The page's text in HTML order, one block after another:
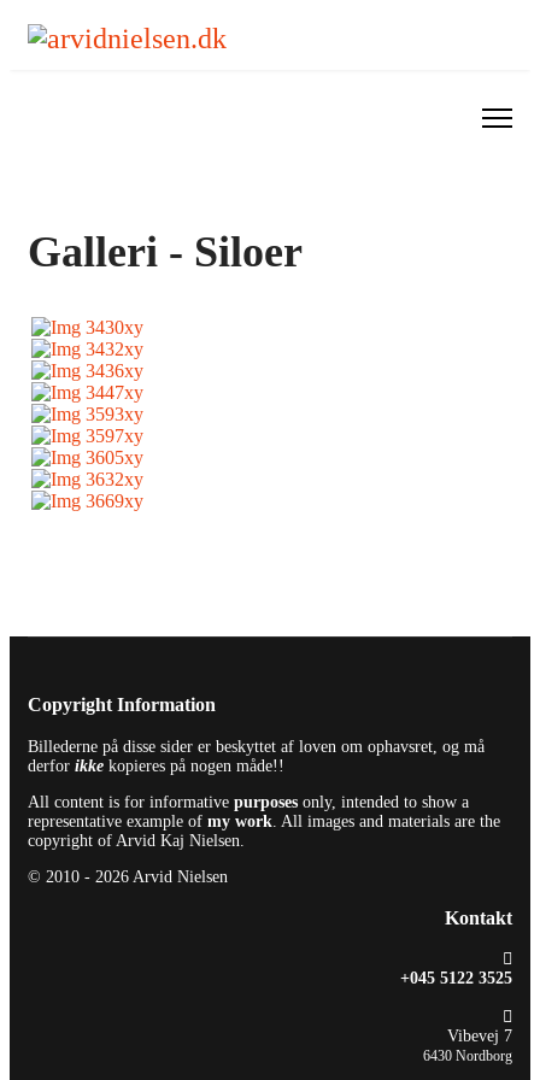
Galleri - Siloer
Copyright Information
Billederne på disse sider er beskyttet af loven om ophavsret, og må
derfor ikke kopieres på nogen måde!!
All content is for informative purposes only, intended to show a
representative example of my work . All images and materials are the
copyright of Arvid Kaj Nielsen.
© 2010 - 2026 Arvid Nielsen
Kontakt
+045 5122 3525
Vibevej 7
6430 Nordborg